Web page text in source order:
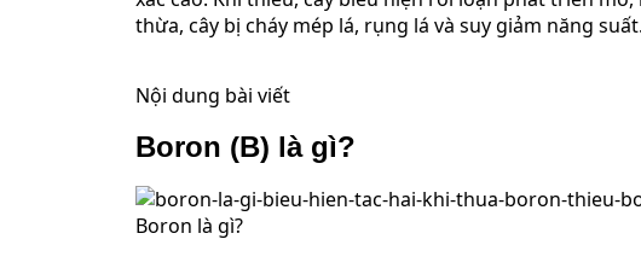
thừa, cây bị cháy mép lá, rụng lá và suy giảm năng suất.
Nội dung bài viết
Boron (B) là gì?
Boron là gì?